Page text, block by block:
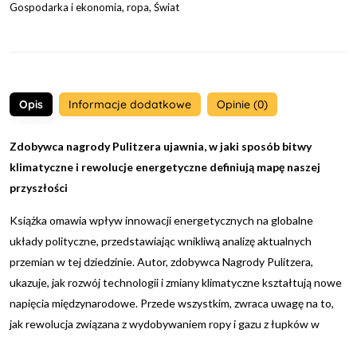
Gospodarka i ekonomia, ropa, Świat
Opis Informacje dodatkowe Opinie (0)
Zdobywca nagrody Pulitzera ujawnia, w jaki sposób bitwy
klimatyczne i rewolucje energetyczne definiują mapę naszej
przyszłości
Książka omawia wpływ innowacji energetycznych na globalne
układy polityczne, przedstawiając wnikliwą analizę aktualnych
przemian w tej dziedzinie. Autor, zdobywca Nagrody Pulitzera,
ukazuje, jak rozwój technologii i zmiany klimatyczne kształtują nowe
napięcia międzynarodowe. Przede wszystkim, zwraca uwagę na to,
jak rewolucja związana z wydobywaniem ropy i gazu z łupków w